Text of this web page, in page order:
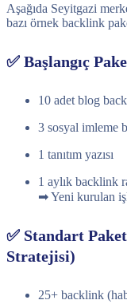
Aşağıda Seyitgazi
bazı örnek backlink
✅ Başlangıç
10 adet blog
3 sosyal imleme
1 tanıtım yazısı
1 aylık backlink
➡ Yeni kurulan
✅ Standart
Stratejisi)
25+ backlink